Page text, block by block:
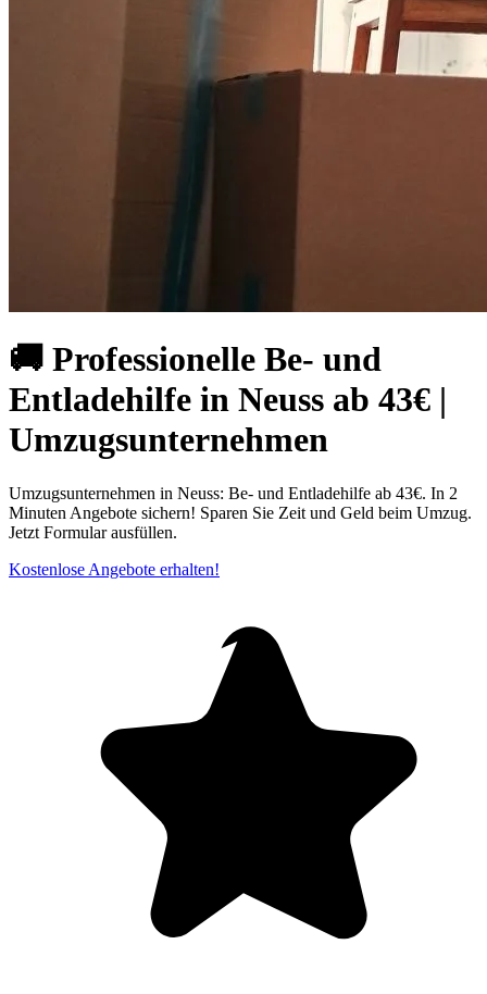
🚚 Professionelle Be- und
Entladehilfe in Neuss ab 43€ |
Umzugsunternehmen
Umzugsunternehmen in Neuss: Be- und Entladehilfe ab 43€. In 2
Minuten Angebote sichern! Sparen Sie Zeit und Geld beim Umzug.
Jetzt Formular ausfüllen.
Kostenlose Angebote erhalten!